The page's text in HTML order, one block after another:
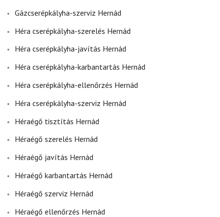
Gázcserépkályha-szerviz Hernád
Héra cserépkályha-szerelés Hernád
Héra cserépkályha-javítás Hernád
Héra cserépkályha-karbantartás Hernád
Héra cserépkályha-ellenőrzés Hernád
Héra cserépkályha-szerviz Hernád
Héraégő tisztítás Hernád
Héraégő szerelés Hernád
Héraégő javítás Hernád
Héraégő karbantartás Hernád
Héraégő szerviz Hernád
Héraégő ellenőrzés Hernád